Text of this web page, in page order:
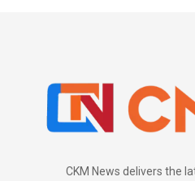
CKM News delivers the